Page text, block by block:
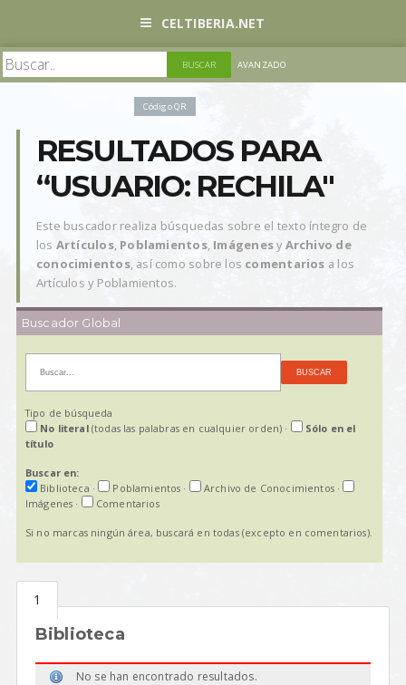
CELTIBERIA.NET
AVANZADO
Código QR
RESULTADOS PARA
“USUARIO: RECHILA"
Este buscador realiza búsquedas sobre el texto íntegro de
los Artículos, Poblamientos, ImágenesyArchivo de
conocimientos, así como sobre los comentarios a los
Artículos y Poblamientos.
Buscador Global
Tipo de búsqueda
No literal(todas las palabras en cualquier orden) ·
Sólo en el
título
Buscar en:
Biblioteca · Poblamientos · Archivo de Conocimientos·
Imágenes · Comentarios
Si no marcas ningún área, buscará en todas (excepto en comentarios).
Biblioteca
No se han encontrado resultados.